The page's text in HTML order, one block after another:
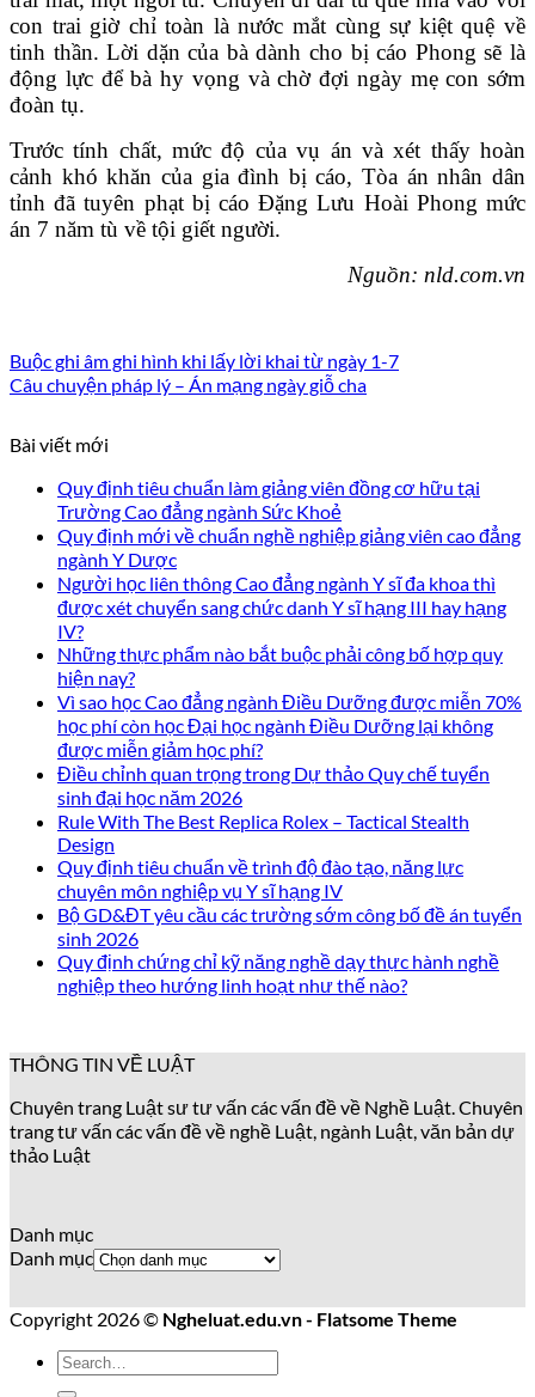
con trai giờ chỉ toàn là nước mắt cùng sự kiệt quệ về
tinh thần. Lời dặn của bà dành cho bị cáo Phong sẽ là
động lực để bà hy vọng và chờ đợi ngày mẹ con sớm
đoàn tụ.
Trước tính chất, mức độ của vụ án và xét thấy hoàn
cảnh khó khăn của gia đình bị cáo, Tòa án nhân dân
tỉnh đã tuyên phạt bị cáo Đặng Lưu Hoài Phong mức
án 7 năm tù về tội giết người.
Nguồn: nld.com.vn
Buộc ghi âm ghi hình khi lấy lời khai từ ngày 1-7
Câu chuyện pháp lý – Án mạng ngày giỗ cha
Bài viết mới
Quy định tiêu chuẩn làm giảng viên đồng cơ hữu tại
Trường Cao đẳng ngành Sức Khoẻ
Quy định mới về chuẩn nghề nghiệp giảng viên cao đẳng
ngành Y Dược
Người học liên thông Cao đẳng ngành Y sĩ đa khoa thì
được xét chuyển sang chức danh Y sĩ hạng III hay hạng
IV?
Những thực phẩm nào bắt buộc phải công bố hợp quy
hiện nay?
Vì sao học Cao đẳng ngành Điều Dưỡng được miễn 70%
học phí còn học Đại học ngành Điều Dưỡng lại không
được miễn giảm học phí?
Điều chỉnh quan trọng trong Dự thảo Quy chế tuyển
sinh đại học năm 2026
Rule With The Best Replica Rolex – Tactical Stealth
Design
Quy định tiêu chuẩn về trình độ đào tạo, năng lực
chuyên môn nghiệp vụ Y sĩ hạng IV
Bộ GD&ĐT yêu cầu các trường sớm công bố đề án tuyển
sinh 2026
Quy định chứng chỉ kỹ năng nghề dạy thực hành nghề
nghiệp theo hướng linh hoạt như thế nào?
THÔNG TIN VỀ LUẬT
Chuyên trang Luật sư tư vấn các vấn đề về Nghề Luật. Chuyên
trang tư vấn các vấn đề về nghề Luật, ngành Luật, văn bản dự
thảo Luật
Danh mục
Danh mục
Copyright 2026 © Ngheluat.edu.vn - Flatsome Theme